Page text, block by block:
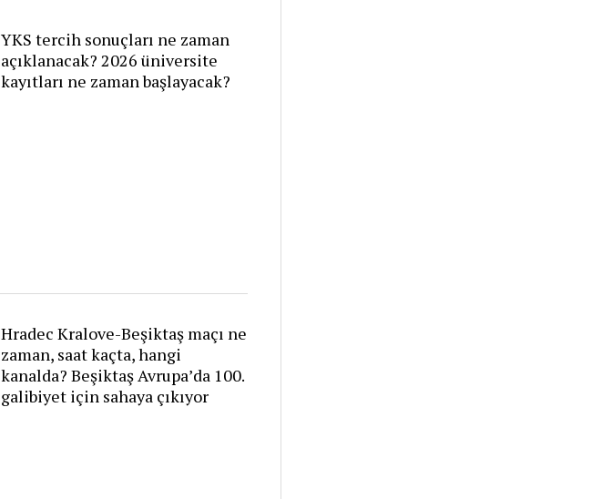
YKS tercih sonuçları ne zaman
açıklanacak? 2026 üniversite
kayıtları ne zaman başlayacak?
Hradec Kralove-Beşiktaş maçı ne
zaman, saat kaçta, hangi
kanalda? Beşiktaş Avrupa’da 100.
galibiyet için sahaya çıkıyor